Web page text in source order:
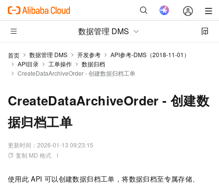
数据管理 DMS
首页 数据管理 DMS 开发参考
API参考-DMS（2018-11-01）
API目录
工单操作
数据归档
CreateDataArchiveOrder - 创建数据归档工单
CreateDataArchiveOrder - 创建数
据归档工单
更新时间： 2026-01-13 09:23:15
复制 MD 格式
使用此 API 可以创建数据归档工单，将数据归档至专属存储、